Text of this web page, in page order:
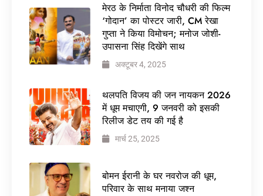
मेरठ के निर्माता विनोद चौधरी की फिल्म
‘गोदान’ का पोस्टर जारी, CM रेखा
गुप्ता ने किया विमोचन; मनोज जोशी-
उपासना सिंह दिखेंगे साथ
अक्टूबर 4, 2025
थलपति विजय की जन नायकन 2026
में धूम मचाएगी, 9 जनवरी को इसकी
रिलीज डेट तय की गई है
मार्च 25, 2025
बोमन ईरानी के घर नवरोज की धूम,
परिवार के साथ मनाया जश्न